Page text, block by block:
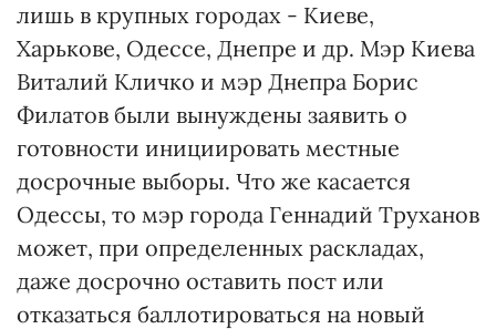
лишь в крупных городах - Киеве,
Харькове, Одессе, Днепре и др. Мэр Киева
Виталий Кличко и мэр Днепра Борис
Филатов были вынуждены заявить о
готовности инициировать местные
досрочные выборы. Что же касается
Одессы, то мэр города Геннадий Труханов
может, при определенных раскладах,
даже досрочно оставить пост или
отказаться баллотироваться на новый